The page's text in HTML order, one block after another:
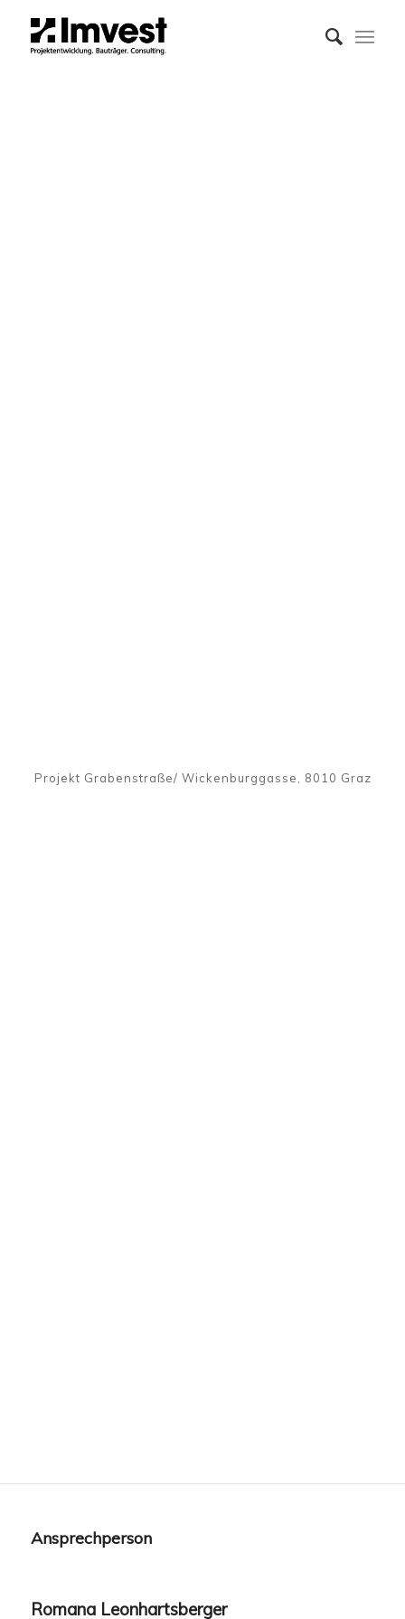
Projekt Grabenstraße/ Wickenburggasse, 8010 Graz
Ansprechperson
Romana Leonhartsberger